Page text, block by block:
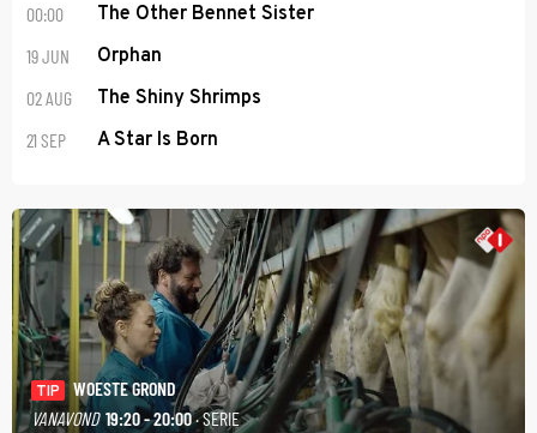
00:00 The Other Bennet Sister
19 JUN Orphan
02 AUG The Shiny Shrimps
21 SEP A Star Is Born
TIP
WOESTE GROND
VANAVOND 19:20 - 20:00· SERIE